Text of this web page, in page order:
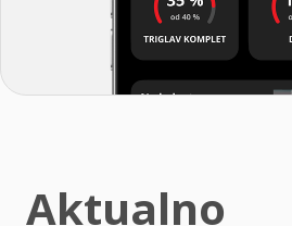
Aktualno